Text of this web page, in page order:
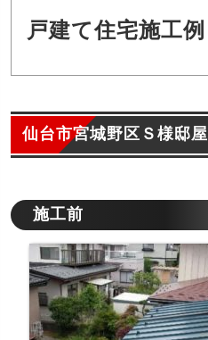
戸建て住宅施工例
仙台市宮城野区Ｓ様邸
施工前